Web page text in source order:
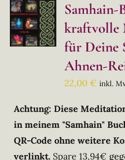
Samhain-
kraftvolle
für Deine
Ahnen-
22,00€ inkl.
Achtung: Diese
in meinem "Samhain"
QR-Code ohne weitere
verlinkt. Spare 13,94€